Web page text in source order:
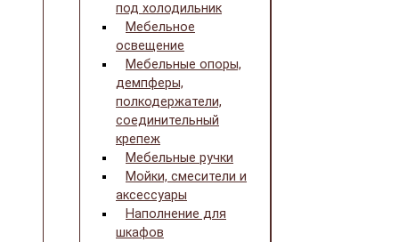
под холодильник
Мебельное
освещение
Мебельные опоры,
демпферы,
полкодержатели,
соединительный
крепеж
Мебельные ручки
Мойки, смесители и
аксессуары
Наполнение для
шкафов